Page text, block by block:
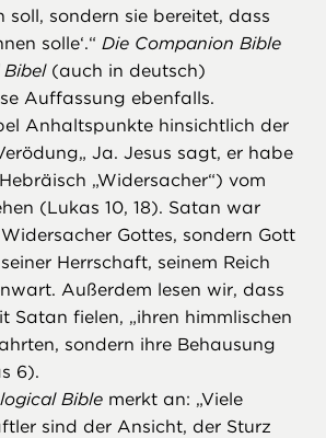
soll, sondern sie bereitet, dass
solle‘.“Die Companion Bible
Bibel(auch in deutsch)
Auffassung ebenfalls.
Anhaltspunkte hinsichtlich der
Ja. Jesus sagt, er habe
„Widersacher“) vom
(Lukas 10, 18). Satan war
Gottes, sondern Gott
Herrschaft, seinem Reich
Außerdem lesen wir, dass
Satan fielen, „ihren himmlischen
sondern ihre Behausung
6).
Bible merkt an: „Viele
sind der Ansicht, der Sturz